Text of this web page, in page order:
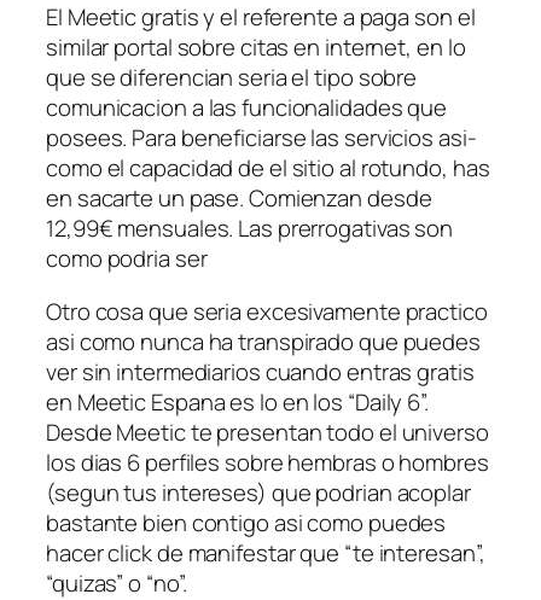
El Meetic gratis y el referente a paga son el
similar portal sobre citas en internet, en lo
que se diferencian seri­a el tipo sobre
comunicacion a las funcionalidades que
posees. Para beneficiarse las servicios asi­
como el capacidad de el sitio al rotundo, has
en sacarte un pase. Comienzan desde
12,99€ mensuales. Las prerrogativas son
como podri­a ser
Otro cosa que seri­a excesivamente practico
asi­ como nunca ha transpirado que puedes
ver sin intermediarios cuando entras gratis
en Meetic Espana es lo en los “Daily 6”.
Desde Meetic te presentan todo el universo
los dias 6 perfiles sobre hembras o hombres
(segun tus intereses) que podrian acoplar
bastante bien contigo asi­ como puedes
hacer click de manifestar que “te interesan”,
“quizas” o “no”.